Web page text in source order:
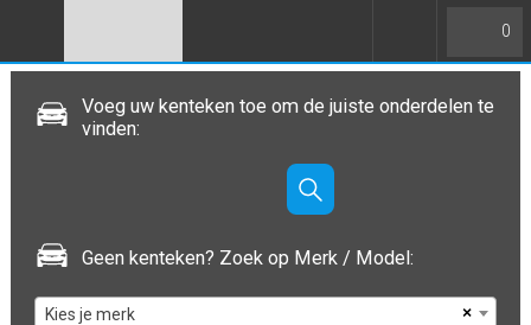
0
Voeg uw kenteken toe om de juiste onderdelen te
vinden:
Geen kenteken? Zoek op Merk / Model:
×
Kies je merk